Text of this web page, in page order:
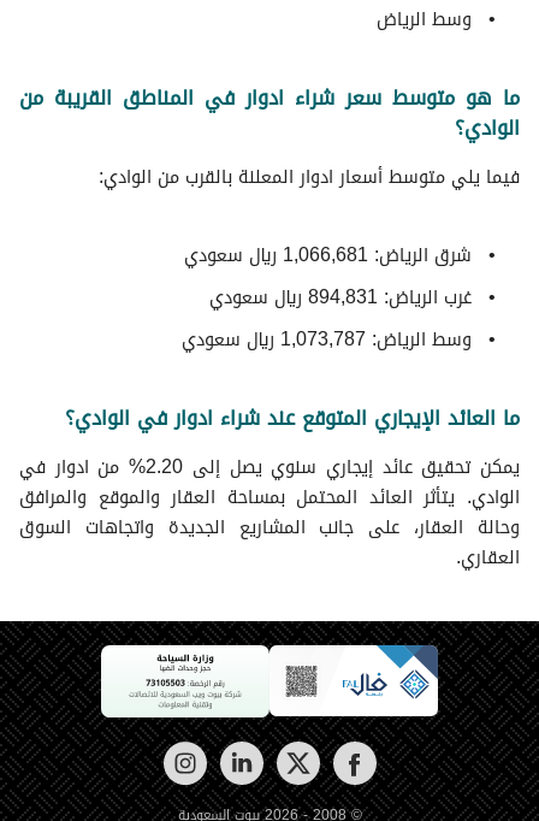
وسط الرياض
ما هو متوسط سعر شراء ادوار في المناطق القريبة من
الوادي؟
فيما يلي متوسط ​​أسعار ادوار المعلنة بالقرب من الوادي:
شرق الرياض: 1,066,681 ريال سعودي
غرب الرياض: 894,831 ريال سعودي
وسط الرياض: 1,073,787 ريال سعودي
ما العائد الإيجاري المتوقع عند شراء ادوار في الوادي؟
يمكن تحقيق عائد إيجاري سنوي يصل إلى 2.20% من ادوار في
الوادي. يتأثر العائد المحتمل بمساحة العقار والموقع والمرافق
وحالة العقار، على جانب المشاريع الجديدة واتجاهات السوق
العقاري.
© 2008 - 2026 بيوت السعودية